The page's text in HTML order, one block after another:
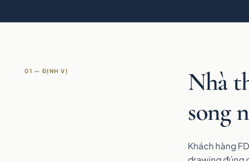
01 — ĐỊNH VỊ
Nhà
song
Khách hàng